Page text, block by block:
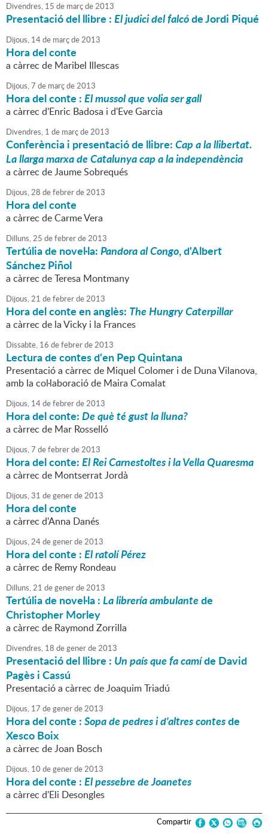
Divendres, 15 de marçde2013
Presentació del llibre :El judici del falcóde Jordi Piqué
Dijous, 14de marçde2013
Hora del conte
a càrrec de Maribel Illescas
Dijous,7 de marçde2013
Hora del conte :El mussol que volia ser gall
a càrrec d'Enric Badosa i d'Eve Garcia
Divendres, 1 de marçde2013
Conferència i presentació de llibre:Cap a la llibertat.
La llarga marxa de Catalunya cap a la independència
a càrrec de Jaume Sobrequés
Dijous,28 defebrerde2013
Hora del conte
a càrrec de Carme Vera
Dilluns,25 defebrerde2013
Tertúlia de novel·la:Pandora al Congo, d'Albert
Sánchez Piñol
a càrrec de Teresa Montmany
Dijous,21 defebrerde2013
Hora del conte en anglès: The Hungry Caterpillar
a càrrec de la Vicky i la Frances
Dissabte, 16 defebrerde2013
Lectura de contes d'en Pep Quintana
Presentació a càrrec de Miquel Colomer i de Duna Vilanova,
amb la col·laboració de Maira Comalat
Dijous, 14defebrerde2013
Hora del conte:De què té gust la lluna?
a càrrec de Mar Rosselló
Dijous,7 defebrerde2013
Hora del conte:El Rei Carnestoltes i la Vella Quaresma
a càrrec de Montserrat Jordà
Dijous,31 degenerde2013
Hora del conte
a càrrec d'Anna Danés
Dijous,24degenerde2013
Hora del conte :El ratolí Pérez
a càrrec de Remy Rondeau
Dilluns,21 degenerde2013
Tertúlia de novel·la :La librería ambulantede
Christopher Morley
a càrrec de Raymond Zorrilla
Divendres, 18 degenerde2013
Presentació del llibre : Un país que fa camíde David
Pagès i Cassú
Presentació a càrrec de Joaquim Triadú
Dijous, 17 degenerde2013
Hora del conte :Sopa de pedres i d'altres contesde
Xesco Boix
a càrrec de Joan Bosch
Dijous, 10 degenerde2013
Hora del conte :El pessebre de Joanetes
a càrrec d'Eli Desongles
Compartir